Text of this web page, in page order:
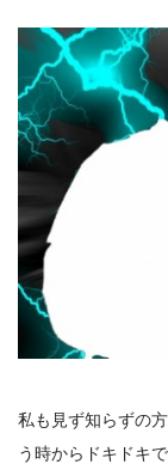
私も見ず知らずの
う時からドキドキ